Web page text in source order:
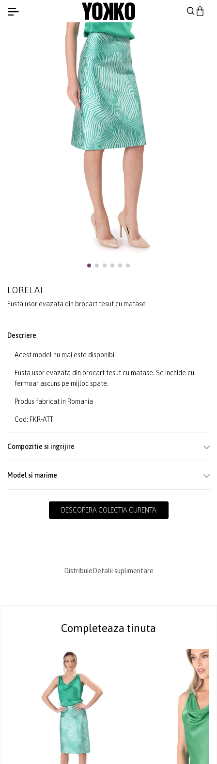
LORELAI
Fusta usor evazata din brocart tesut cu matase
Descriere
Acest model nu mai este disponibil.
Fusta usor evazata din brocart tesut cu matase. Se inchide cu
fermoar ascuns pe mijloc spate.
Produs fabricat in Romania
Cod: FKR-ATT
Compozitie si ingrijire
Model si marime
DESCOPERA COLECTIA CURENTA
Distribuie Detalii suplimentare
Completeaza tinuta